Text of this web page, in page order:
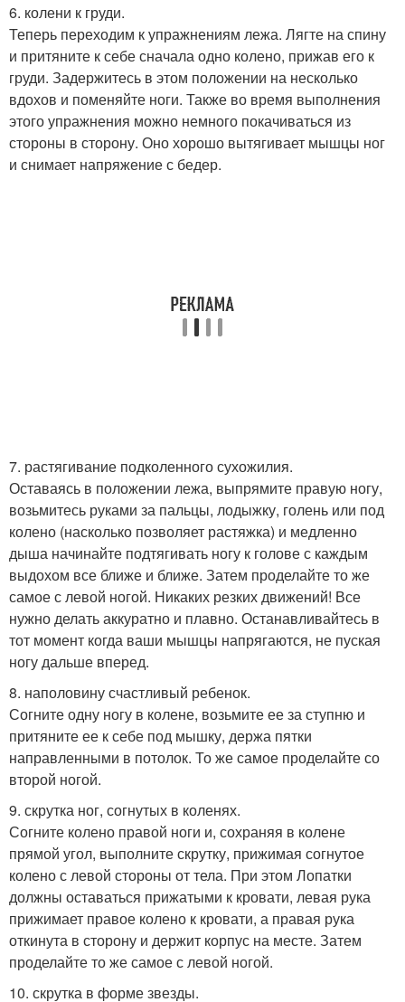
6. колени к груди.
Теперь переходим к упражнениям лежа. Лягте на спину
и притяните к себе сначала одно колено, прижав его к
груди. Задержитесь в этом положении на несколько
вдохов и поменяйте ноги. Также во время выполнения
этого упражнения можно немного покачиваться из
стороны в сторону. Оно хорошо вытягивает мышцы ног
и снимает напряжение с бедер.
7. растягивание подколенного сухожилия.
Оставаясь в положении лежа, выпрямите правую ногу,
возьмитесь руками за пальцы, лодыжку, голень или под
колено (насколько позволяет растяжка) и медленно
дыша начинайте подтягивать ногу к голове с каждым
выдохом все ближе и ближе. Затем проделайте то же
самое с левой ногой. Никаких резких движений! Все
нужно делать аккуратно и плавно. Останавливайтесь в
тот момент когда ваши мышцы напрягаются, не пуская
ногу дальше вперед.
8. наполовину счастливый ребенок.
Согните одну ногу в колене, возьмите ее за ступню и
притяните ее к себе под мышку, держа пятки
направленными в потолок. То же самое проделайте со
второй ногой.
9. скрутка ног, согнутых в коленях.
Согните колено правой ноги и, сохраняя в колене
прямой угол, выполните скрутку, прижимая согнутое
колено с левой стороны от тела. При этом Лопатки
должны оставаться прижатыми к кровати, левая рука
прижимает правое колено к кровати, а правая рука
откинута в сторону и держит корпус на месте. Затем
проделайте то же самое с левой ногой.
10. скрутка в форме звезды.